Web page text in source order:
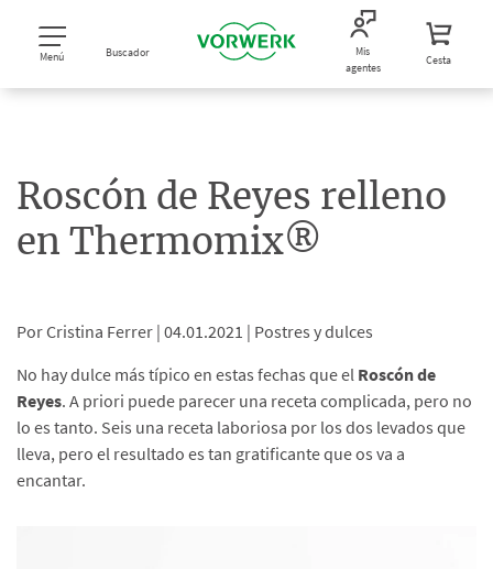
Menú Buscador
Mis
agentes
Cesta
Roscón de Reyes relleno
en Thermomix®
Por Cristina Ferrer | 04.01.2021 | Postres y dulces
No hay dulce más típico en estas fechas que el Roscón de
Reyes. A priori puede parecer una receta complicada, pero no
lo es tanto. Seis una receta laboriosa por los dos levados que
lleva, pero el resultado es tan gratificante que os va a
encantar.